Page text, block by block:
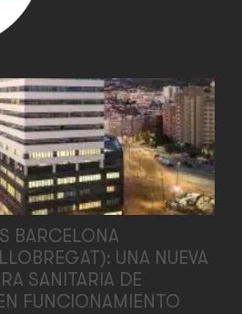
BARCELONA
UNA NUEVA
SANITARIA DE
FUNCIONAMIENTO